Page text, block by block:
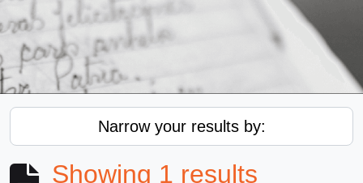
Narrow your results by:
Showing 1 results